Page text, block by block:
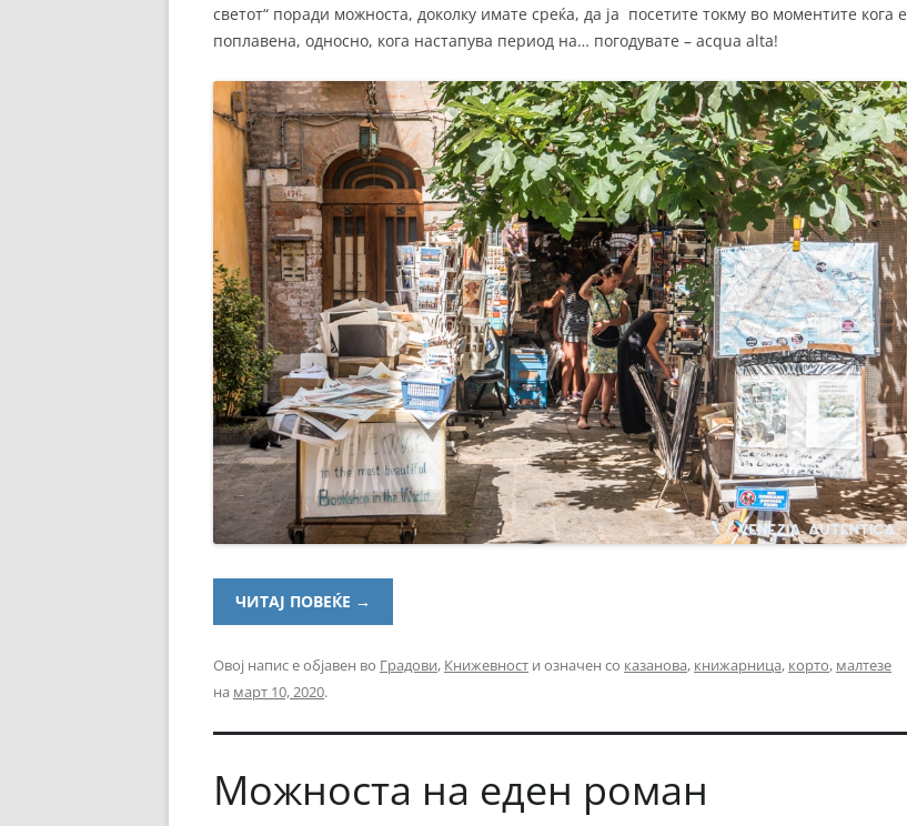
светот“ поради можноста, доколку имате среќа, да ја посетите токму во моментите кога е
поплавена, односно, кога настапува период на… погодувате – acqua alta!
ЧИТАЈ ПОВЕЌЕ →
Овој напис е објавен во Градови, Книжевност и означен со казанова, книжарница, корто, малтезе
на март 10, 2020.
Можноста на еден роман